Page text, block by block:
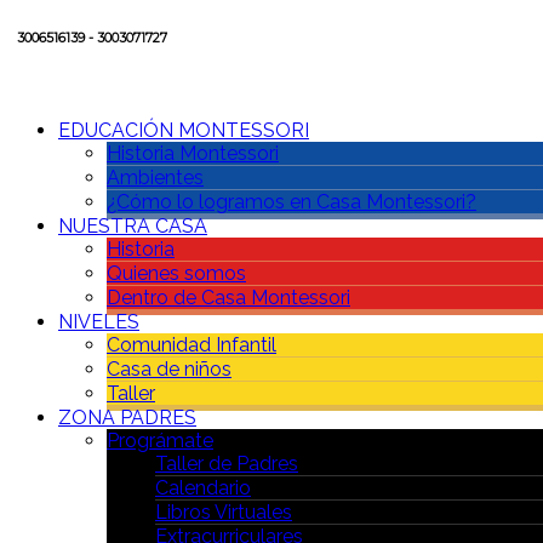
3006516139 - 3003071727
EDUCACIÓN MONTESSORI
Historia Montessori
Ambientes
¿Cómo lo logramos en Casa Montessori?
NUESTRA CASA
Historia
Quienes somos
Dentro de Casa Montessori
NIVELES
Comunidad Infantil
Casa de niños
Taller
ZONA PADRES
Prográmate
Taller de Padres
Calendario
Libros Virtuales
Extracurriculares